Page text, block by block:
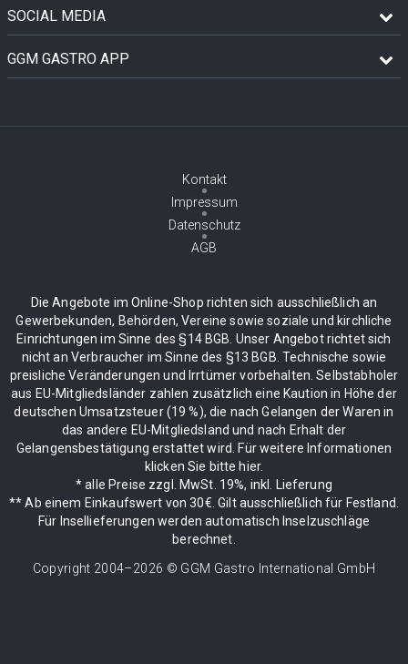
SOCIAL MEDIA
GGM GASTRO APP
Kontakt
Impressum
Datenschutz
AGB
Die Angebote im Online-Shop richten sich ausschließlich an
Gewerbekunden, Behörden, Vereine sowie soziale und kirchliche
Einrichtungen im Sinne des §14 BGB. Unser Angebot richtet sich
nicht an Verbraucher im Sinne des §13 BGB. Technische sowie
preisliche Veränderungen und Irrtümer vorbehalten. Selbstabholer
aus EU-Mitgliedsländer zahlen zusätzlich eine Kaution in Höhe der
deutschen Umsatzsteuer (19 %), die nach Gelangen der Waren in
das andere EU-Mitgliedsland und nach Erhalt der
Gelangensbestätigung erstattet wird. Für weitere Informationen
klicken Sie bitte hier.
* alle Preise zzgl. MwSt. 19%, inkl. Lieferung
** Ab einem Einkaufswert von 30€. Gilt ausschließlich für Festland.
Für Insellieferungen werden automatisch Inselzuschläge
berechnet.
Copyright 2004–2026 © GGM Gastro International GmbH